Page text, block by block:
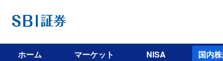
ホーム マーケット NISA 国内